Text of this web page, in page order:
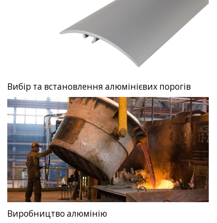
Вибір та встановлення алюмінієвих порогів
Виробництво алюмінію